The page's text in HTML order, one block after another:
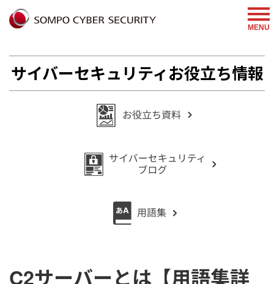
MENU
サイバーセキュリティお役立ち情報
C2サーバーとは【用語集詳